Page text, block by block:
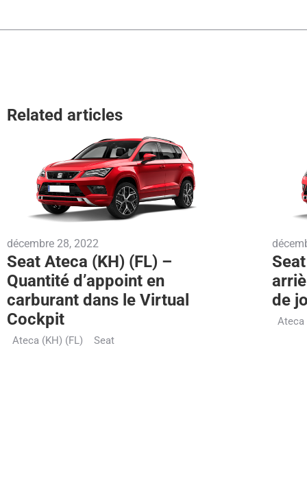
Related articles
décembre 28, 2022
Seat Ateca (KH) (FL) –
Quantité d’appoint en
carburant dans le Virtual
Cockpit
Ateca (KH) (FL) Seat
de
Ateca